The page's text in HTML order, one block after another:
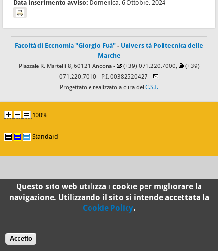
Data inserimento avviso: Domenica, 6 Ottobre, 2024
Facoltà di Economia "Giorgio Fuà" - Università Politecnica delle
Marche
Piazzale R. Martelli 8, 60121 Ancona - (+39) 071.220.7000,
(+39)
071.220.7010 - P.I. 00382520427 -
Progettato e realizzato a cura del C.S.I.
100%
Standard
Questo sito web utilizza i cookie per migliorare la
navigazione. Utilizzando il sito si intende accettata la
Cookie Policy.
Accetto